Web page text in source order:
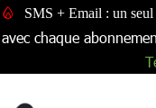
SMS + Email : un
avec chaque